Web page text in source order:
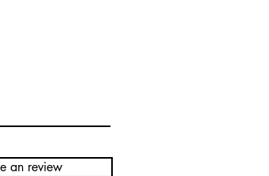
an review